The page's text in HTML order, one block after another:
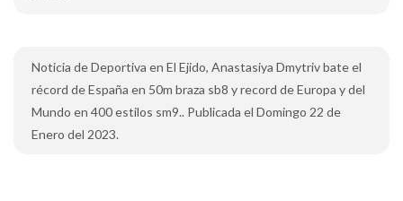
Noticia de Deportiva en El Ejido, Anastasiya Dmytriv bate el
récord de España en 50m braza sb8 y record de Europa y del
Mundo en 400 estilos sm9.. Publicada el Domingo 22 de
Enero del 2023.